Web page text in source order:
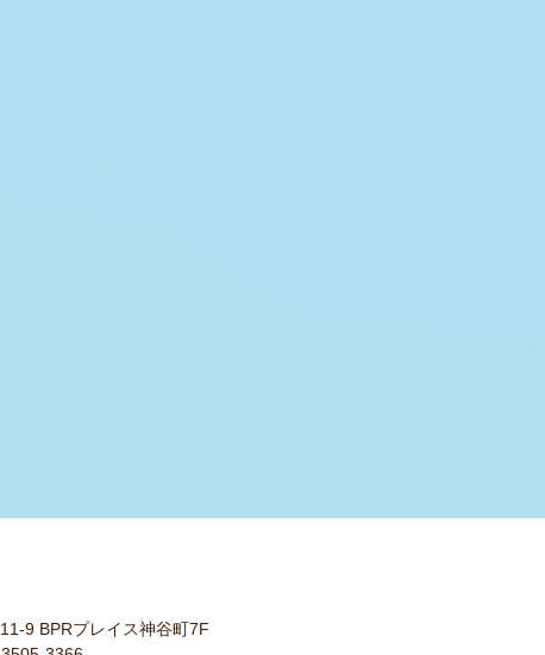
9 BPRプレイス神谷町7F